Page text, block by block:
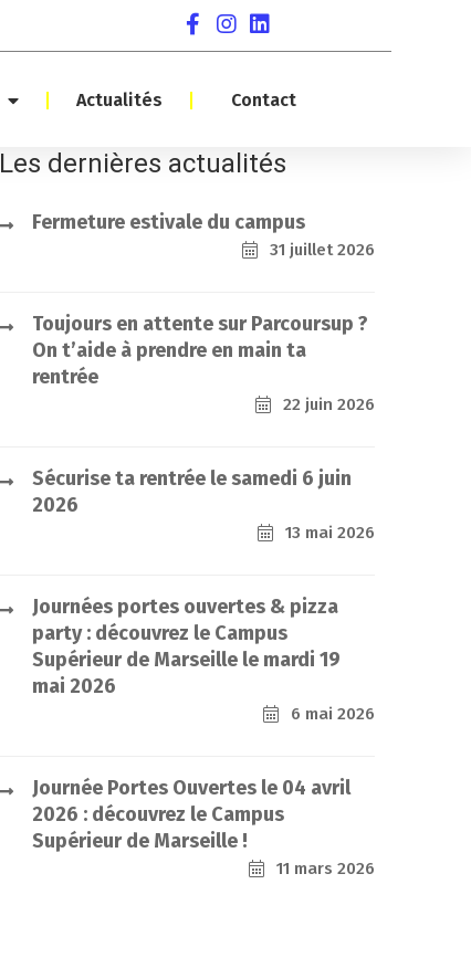
Actualités Contact
Les dernières actualités
Fermeture estivale du campus
31 juillet 2026
Toujours en attente sur Parcoursup ?
On t’aide à prendre en main ta
rentrée
22 juin 2026
Sécurise ta rentrée le samedi 6 juin
2026
13 mai 2026
Journées portes ouvertes & pizza
party : découvrez le Campus
Supérieur de Marseille le mardi 19
mai 2026
6 mai 2026
Journée Portes Ouvertes le 04 avril
2026 : découvrez le Campus
Supérieur de Marseille !
11 mars 2026